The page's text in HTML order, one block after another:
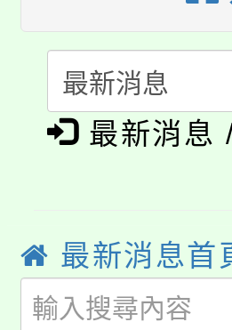
程，歡迎
心理、諮
系所師生
門員」簡
踴躍報名參
要點
「桃園市
展演活動實
115年度「
義教育推
公告本校
生本土語
公告本校
代理(課)教
公告本校
最新消息
最新消息首